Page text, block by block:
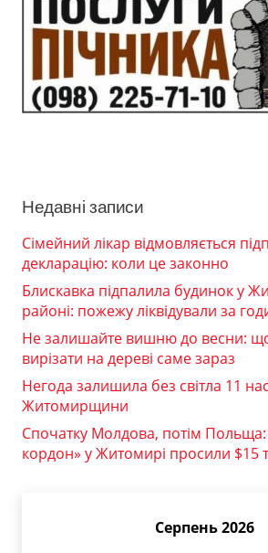
Недавні записи
Сімейний лікар відмовляється
декларацію: коли це законно
Блискавка підпалила будинок у
районі: пожежу ліквідували за
Не залишайте вишню до весни:
вирізати на дереві саме зараз
Негода залишила без світла 11
Житомирщини
Спочатку Молдова, потім Польща:
кордон» у Житомирі просили $15
Серпень 2026